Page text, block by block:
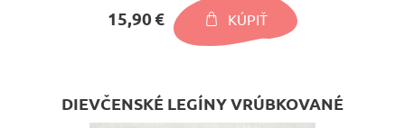
15,90 € KÚPIŤ
DIEVČENSKÉ LEGÍNY VRÚBKOVANÉ